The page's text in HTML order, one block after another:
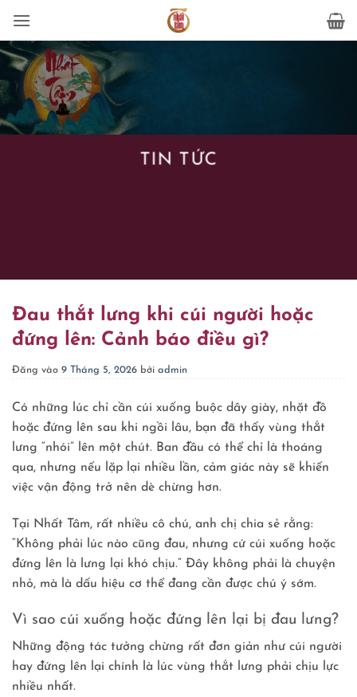
qua
nội
dung
TIN TỨC
Đau thắt lưng khi cúi người hoặc
đứng lên: Cảnh báo điều gì?
Đăng vào 9 Tháng 5, 2026 bởi admin
Có những lúc chỉ cần cúi xuống buộc dây giày, nhặt đồ
hoặc đứng lên sau khi ngồi lâu, bạn đã thấy vùng thắt
lưng “nhói” lên một chút. Ban đầu có thể chỉ là thoáng
qua, nhưng nếu lặp lại nhiều lần, cảm giác này sẽ khiến
việc vận động trở nên dè chừng hơn.
Tại Nhất Tâm, rất nhiều cô chú, anh chị chia sẻ rằng:
“Không phải lúc nào cũng đau, nhưng cứ cúi xuống hoặc
đứng lên là lưng lại khó chịu.” Đây không phải là chuyện
nhỏ, mà là dấu hiệu cơ thể đang cần được chú ý sớm.
Vì sao cúi xuống hoặc đứng lên lại bị đau lưng?
Những động tác tưởng chừng rất đơn giản như cúi người
hay đứng lên lại chính là lúc vùng thắt lưng phải chịu lực
nhiều nhất.